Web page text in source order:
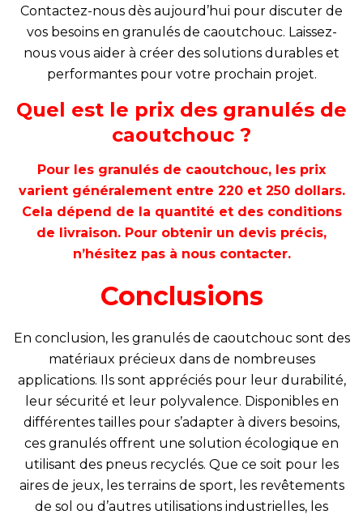
Contactez-nous dès aujourd’hui pour discuter de
vos besoins en granulés de caoutchouc. Laissez-
nous vous aider à créer des solutions durables et
performantes pour votre prochain projet.
Quel est le prix des granulés de
caoutchouc ?
Pour les granulés de caoutchouc, les prix
varient généralement entre 220 et 250 dollars.
Cela dépend de la quantité et des conditions
de livraison. Pour obtenir un devis précis,
n’hésitez pas à nous contacter.
Conclusions
En conclusion, les granulés de caoutchouc sont des
matériaux précieux dans de nombreuses
applications. Ils sont appréciés pour leur durabilité,
leur sécurité et leur polyvalence. Disponibles en
différentes tailles pour s’adapter à divers besoins,
ces granulés offrent une solution écologique en
utilisant des pneus recyclés. Que ce soit pour les
aires de jeux, les terrains de sport, les revêtements
de sol ou d’autres utilisations industrielles, les